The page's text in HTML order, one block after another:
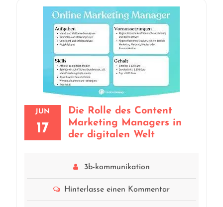
JUN
17
Die Rolle des Content
Marketing Managers in
der digitalen Welt
3b-kommunikation
Hinterlasse einen Kommentar